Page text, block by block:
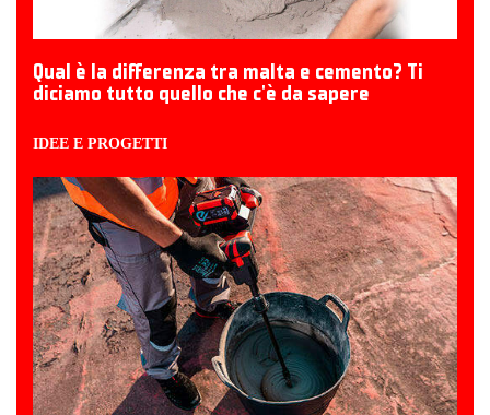
Qual è la differenza tra malta e cemento? Ti
diciamo tutto quello che c'è da sapere
IDEE E PROGETTI